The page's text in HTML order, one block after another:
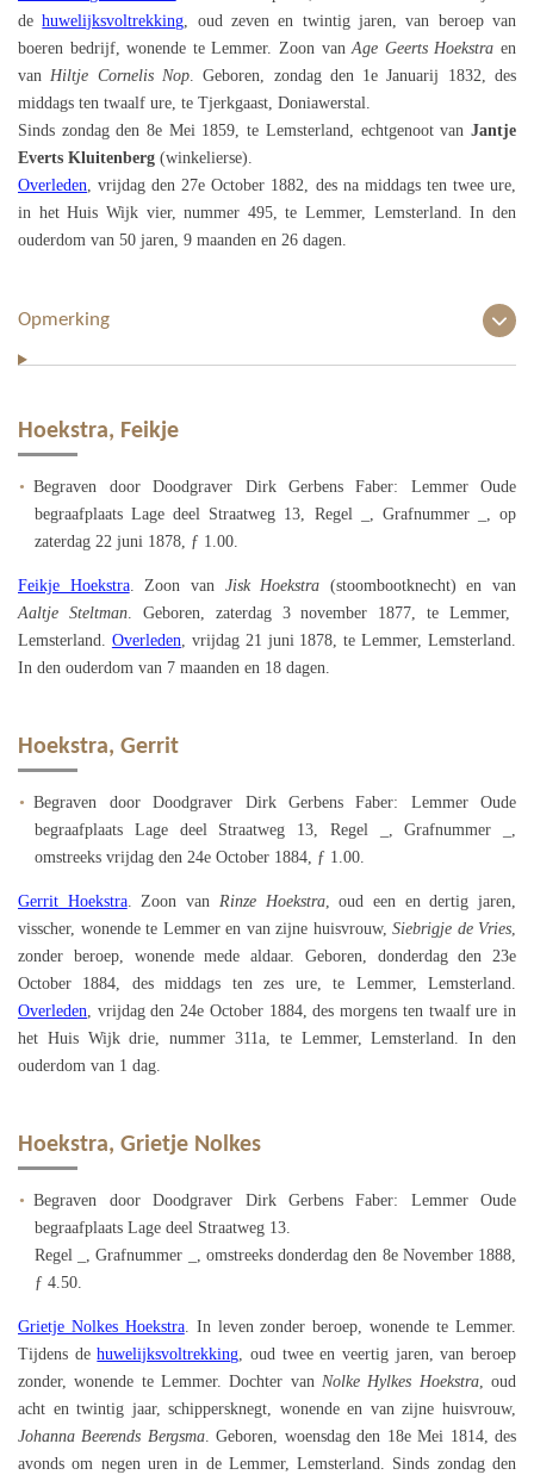
dehuwelijksvoltrekking, oud zeven en twintig jaren, van beroep van
boeren bedrijf, wonende te Lemmer. Zoon vanAge Geerts Hoekstra en
vanHiltje Cornelis Nop. Geboren, zondag den 1e Januarij 1832, des
middags ten twaalf ure, te Tjerkgaast, Doniawerstal.
Sinds zondag den 8e Mei 1859, te Lemsterland, echtgenoot van Jantje
Everts Kluitenberg (winkelierse).
Overleden, vrijdag den 27e October 1882, des na middags ten twee ure,
in het Huis Wijk vier, nummer 495, te Lemmer, Lemsterland. In den
ouderdom van 50 jaren, 9 maanden en 26 dagen.
Opmerking
Hoekstra, Feikje
Begraven door Doodgraver Dirk Gerbens Faber: Lemmer Oude
begraafplaats Lage deel Straatweg 13, Regel _, Grafnummer _, op
zaterdag 22 juni 1878, ƒ 1.00.
Feikje Hoekstra. Zoon van Jisk Hoekstra (stoombootknecht) en van
Aaltje Steltman. Geboren, zaterdag 3 november 1877, te Lemmer,
Lemsterland. Overleden, vrijdag 21 juni 1878, te Lemmer, Lemsterland.
In den ouderdom van 7 maanden en 18 dagen.
Hoekstra, Gerrit
Begraven door Doodgraver Dirk Gerbens Faber: Lemmer Oude
begraafplaats Lage deel Straatweg 13, Regel _, Grafnummer _,
omstreeks vrijdag den 24e October 1884, ƒ 1.00.
Gerrit Hoekstra. Zoon van Rinze Hoekstra, oud een en dertig jaren,
visscher, wonende te Lemmer en van zijne huisvrouw, Siebrigje de Vries,
zonder beroep, wonende mede aldaar. Geboren, donderdag den 23e
October 1884, des middags ten zes ure, te Lemmer, Lemsterland.
Overleden, vrijdag den 24e October 1884, des morgens ten twaalf ure in
het Huis Wijk drie, nummer 311a, te Lemmer, Lemsterland. In den
ouderdom van 1 dag.
Hoekstra, Grietje Nolkes
Begraven door Doodgraver Dirk Gerbens Faber: Lemmer Oude
begraafplaats Lage deel Straatweg 13.
Regel _, Grafnummer _, omstreeks donderdag den 8e November 1888,
ƒ 4.50.
Grietje Nolkes Hoekstra. In leven zonder beroep, wonende te Lemmer.
Tijdens dehuwelijksvoltrekking, oud twee en veertig jaren, van beroep
zonder, wonende te Lemmer. Dochter van Nolke Hylkes Hoekstra, oud
acht en twintig jaar, schippersknegt, wonende en van zijne huisvrouw,
Johanna Beerends Bergsma. Geboren, woensdag den 18e Mei 1814, des
avonds om negen uren in de Lemmer, Lemsterland. Sinds zondag den